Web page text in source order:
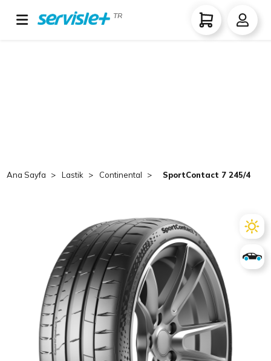
TR
Ana Sayfa Lastik Continental SportContact 7 245/40